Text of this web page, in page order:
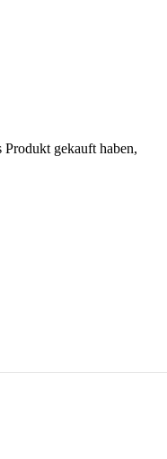
Produkt gekauft haben,